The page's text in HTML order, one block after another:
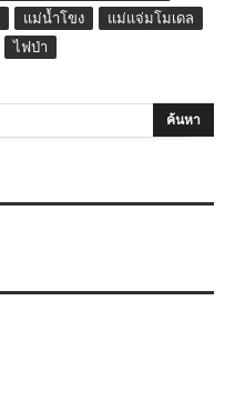
แม่น้ำโขง
แม่แจ่มโมเดล
ไฟป่า